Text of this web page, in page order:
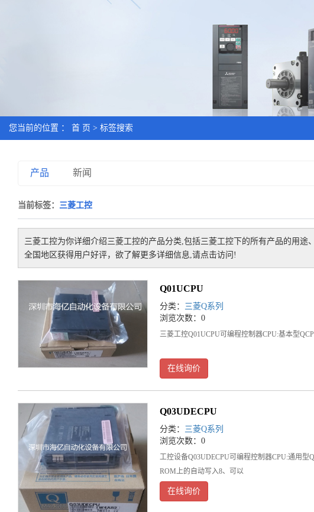
您当前的位置 ： 首 页 > 标签搜索
产品 新闻
当前标签： 三菱工控
三菱工控为你详细介绍三菱工控的产品分类,包括三菱工控 下的所有产品的用途
全国地区获得用户好评，欲了解更多详细信息,请点击访问!
Q01UCPU
分类： 三菱Q系列
浏览次数：0
三菱工控Q01UCPU可编程控制器CPU:基本型
在线询价
Q03UDECPU
分类： 三菱Q系列
浏览次数：0
工控设备Q03UDECPU可编程控制器CPU:通用
ROM上的自动写入8、可以
在线询价